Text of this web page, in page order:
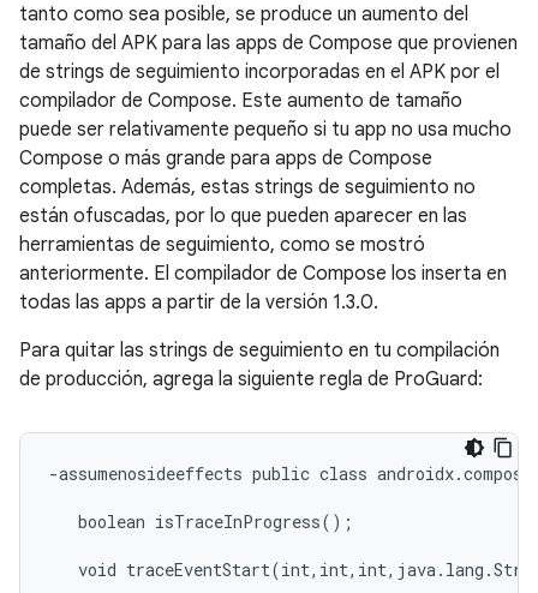
tanto como sea posible, se produce un aumento del
tamaño del APK para las apps de Compose que provienen
de strings de seguimiento incorporadas en el APK por el
compilador de Compose. Este aumento de tamaño
puede ser relativamente pequeño si tu app no usa mucho
Compose o más grande para apps de Compose
completas. Además, estas strings de seguimiento no
están ofuscadas, por lo que pueden aparecer en las
herramientas de seguimiento, como se mostró
anteriormente. El compilador de Compose los inserta en
todas las apps a partir de la versión 1.3.0.
Para quitar las strings de seguimiento en tu compilación
de producción, agrega la siguiente regla de ProGuard:
-assumenosideeffects public class
   boolean isTraceInProgress();
void